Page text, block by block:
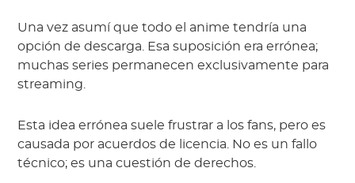
Una vez asumí que todo el anime tendría una
opción de descarga. Esa suposición era errónea;
muchas series permanecen exclusivamente para
streaming.
Esta idea errónea suele frustrar a los fans, pero es
causada por acuerdos de licencia. No es un fallo
técnico; es una cuestión de derechos.